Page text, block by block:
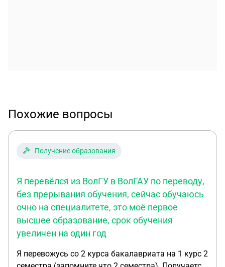
Похожие вопросы
Получение образования
Я перевёлся из ВолГУ в ВолГАУ по переводу,
без прерывания обучения, сейчас обучаюсь
очно на специалитете, это моё первое
высшее образование, срок обучения
увеличен на один год
Я перевожусь со 2 курса бакалавриата на 1 курс 2